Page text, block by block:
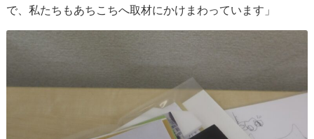
で、私たちもあちこちへ取材にかけまわっています」